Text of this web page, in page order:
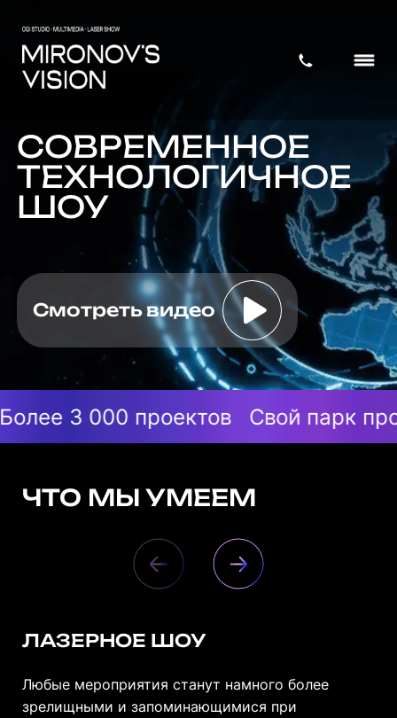
СОВРЕМЕННОЕ
ТЕХНОЛОГИЧНОЕ
ШОУ
Смотреть видео
проектов Свой парк
ЧТО МЫ УМЕЕМ
ЛАЗЕРНОЕ ШОУ
Любые мероприятия станут намного более
зрелищными и запоминающимися при